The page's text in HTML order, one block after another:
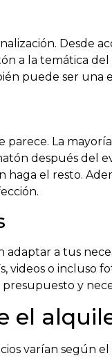
Desde
a la temática
puede ser
La
después del
el resto.
a tus
videos o
y
el
varían según